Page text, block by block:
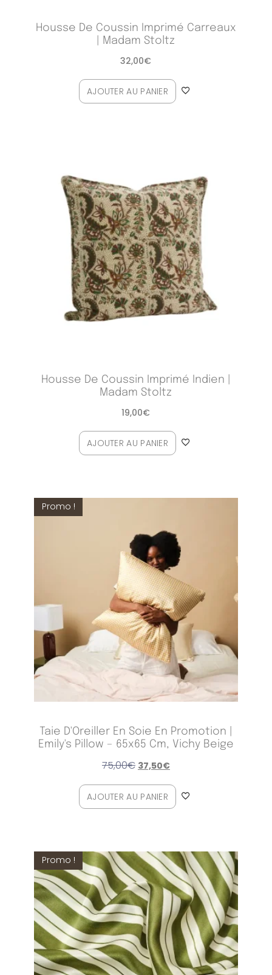
Housse De Coussin Imprimé Carreaux
| Madam Stoltz
32,00€
AJOUTER AU PANIER
Housse De Coussin Imprimé Indien |
Madam Stoltz
19,00€
AJOUTER AU PANIER
Promo !
Taie D'Oreiller En Soie En Promotion |
Emily's Pillow – 65x65 Cm, Vichy Beige
75,00€ 37,50€
AJOUTER AU PANIER
Promo !